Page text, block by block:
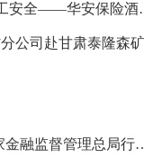
以安责险专业服务
国家金融监督管理总局就《国家金融监督管